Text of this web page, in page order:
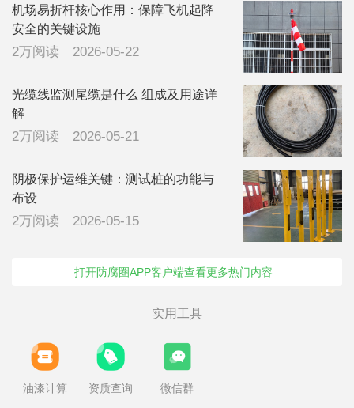
机场易折杆核心作用：保障飞机起降
安全的关键设施
2万阅读 2026-05-22
光缆线监测尾缆是什么 组成及用途详
解
2万阅读 2026-05-21
阴极保护运维关键：测试桩的功能与
布设
2万阅读 2026-05-15
打开防腐圈APP客户端查看更多热门内容
实用工具
油漆计算 资质查询 微信群